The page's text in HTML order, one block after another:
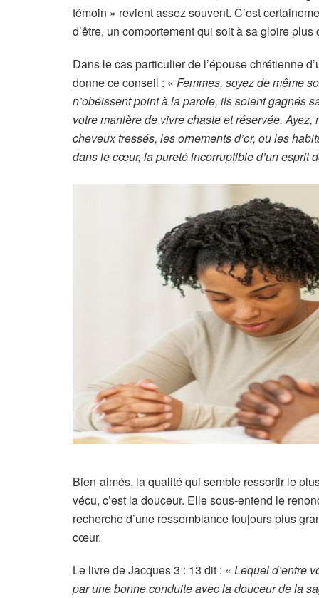
témoin » revient assez souvent. C’est
d’être, un comportement qui soit à sa gloire
Dans le cas particulier de l’épouse chrétienne
donne ce conseil : « Femmes, soyez de même
n’obéissent point à la parole, ils soient gagnés
votre manière de vivre chaste et réservée.
cheveux tressés, les ornements d’or, ou les
dans le cœur, la pureté incorruptible d’un esprit
Bien-aimés, la qualité qui semble ressortir le
vécu, c’est la douceur. Elle sous-entend le
recherche d’une ressemblance toujours plus
cœur.
Le livre de Jacques 3 : 13 dit : « Lequel d’entre
par une bonne conduite avec la douceur de la